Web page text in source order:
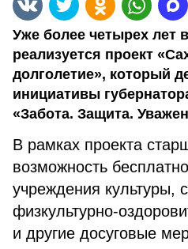
Уже более четырех лет
реализуется проект
долголетие», который
инициативы
«Забота. Защита.
В рамках проекта
возможность
учреждения культуры,
физкультурно-
и другие досуговые